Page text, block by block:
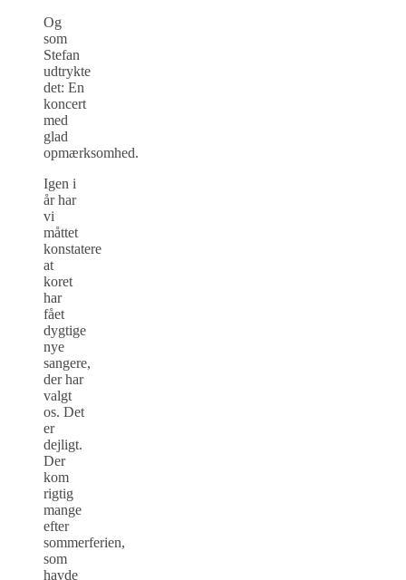
Og
som
Stefan
udtrykte
det: En
koncert
med
glad
opmærksomhed.
Igen i
år har
vi
måttet
konstatere
at
koret
har
fået
dygtige
nye
sangere,
der har
valgt
os. Det
er
dejligt.
Der
kom
rigtig
mange
efter
sommerferien,
som
havde